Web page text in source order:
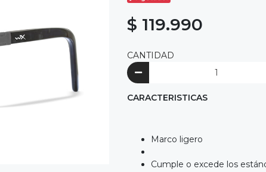
$ 119.990
CANTIDAD
CARACTERISTICAS
Marco ligero
Cumple o excede los